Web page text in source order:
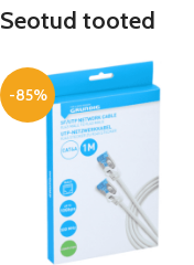
Seotud tooted
-85%